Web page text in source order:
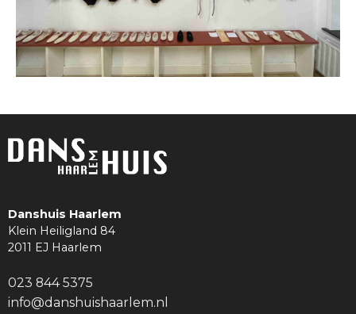
Danshuis Haarlem
Klein Heiligland 84
2011 EJ Haarlem
023 844 5375
info@danshuishaarlem.nl